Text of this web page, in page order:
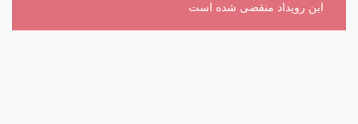
این رویداد منقضی شده است